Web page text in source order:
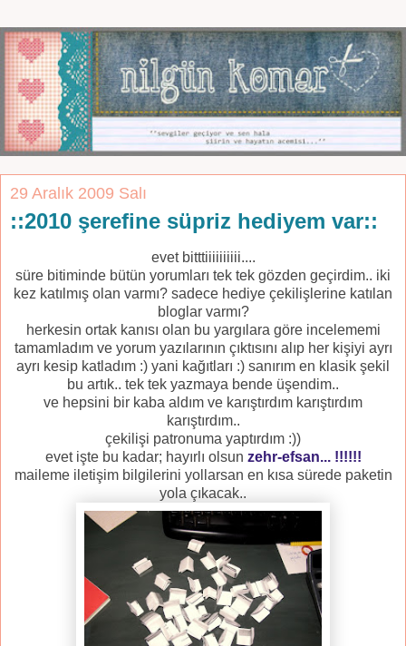
29 Aralık 2009 Salı
::2010 şerefine süpriz hediyem var::
evet bitttiiiiiiiiii....
süre bitiminde bütün yorumları tek tek gözden geçirdim.. iki
kez katılmış olan varmı? sadece hediye çekilişlerine katılan
bloglar varmı?
herkesin ortak kanısı olan bu yargılara göre incelememi
tamamladım ve yorum yazılarının çıktısını alıp her kişiyi ayrı
ayrı kesip katladım :) yani kağıtları :) sanırım en klasik şekil
bu artık.. tek tek yazmaya bende üşendim..
ve hepsini bir kaba aldım ve karıştırdım karıştırdım
karıştırdım..
çekilişi patronuma yaptırdım :))
evet işte bu kadar; hayırlı olsun zehr-efsan... !!!!!!
maileme iletişim bilgilerini yollarsan en kısa sürede paketin
yola çıkacak..